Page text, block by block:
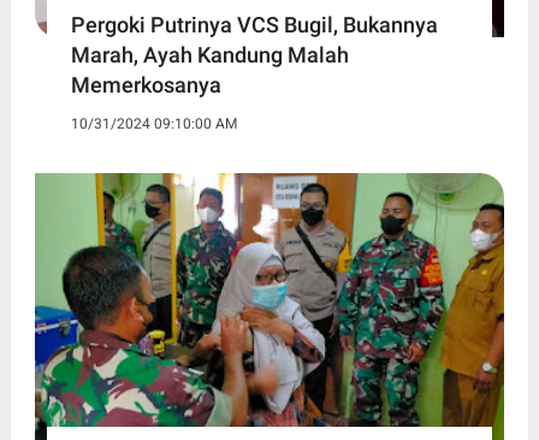
Pergoki Putrinya VCS Bugil, Bukannya
Marah, Ayah Kandung Malah
Memerkosanya
10/31/2024 09:10:00 AM